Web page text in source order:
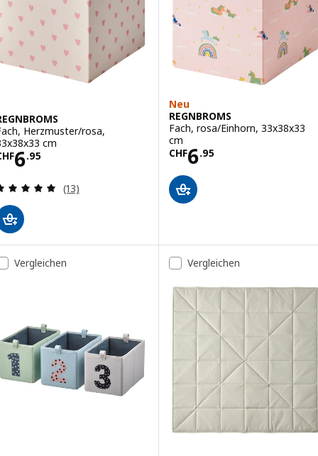
Herzmuster/rosa,
cm
6.95CHF 6.95
Bewertungen: 4.9 von 5 Sternen. Bewertungen
(13)
Neu
REGNBROMS
Fach, rosa/Einhorn, 33x38x33
cm
CHF6.95
Preis CHF 6.95
Vergleichen Vergleichen